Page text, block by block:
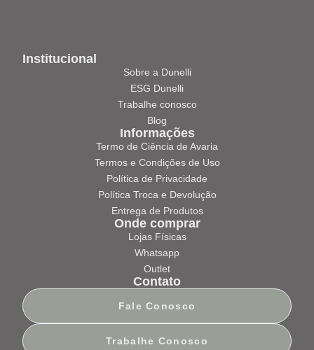
Institucional
Sobre a Dunelli
ESG Dunelli
Trabalhe conosco
Blog
Informações
Termo de Ciência de Avaria
Termos e Condições de Uso
Política de Privacidade
Política Troca e Devolução
Entrega de Produtos
Onde comprar
Lojas Físicas
Whatsapp
Outlet
Contato
Fale Conosco
Trabalhe Conosco